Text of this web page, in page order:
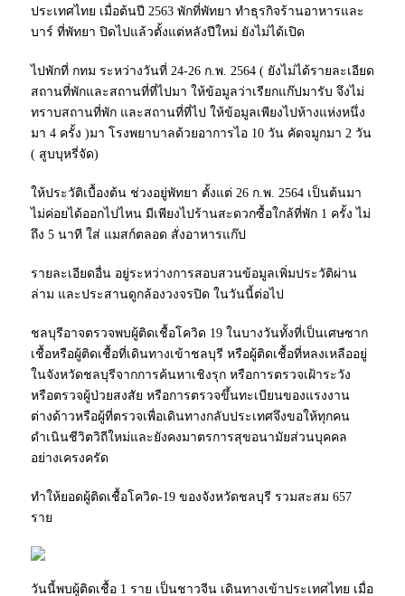
ประเทศไทย เมื่อต้นปี 2563 พักที่พัทยา ทำธุรกิจร้านอาหารและ
บาร์ ที่พัทยา ปิดไปแล้วตั้งแต่หลังปีใหม่ ยังไม่ได้เปิด
ไปพักที่ กทม ระหว่างวันที่ 24-26 ก.พ. 2564 ( ยังไม่ได้รายละเอียด
สถานที่พักและสถานที่ที่ไปมา ให้ข้อมูลว่าเรียกแก๊ปมารับ จึงไม่
ทราบสถานที่พัก และสถานที่ที่ไป ให้ข้อมูลเพียงไปห้างแห่งหนึ่ง
มา 4 ครั้ง )มา โรงพยาบาลด้วยอาการไอ 10 วัน คัดจมูกมา 2 วัน
( สูบบุหรี่จัด)
ให้ประวัติเบื้องต้น ช่วงอยู่พัทยา ตั้งแต่ 26 ก.พ. 2564 เป็นต้นมา
ไม่ค่อยได้ออกไปไหน มีเพียงไปร้านสะดวกซื้อใกล้ที่พัก 1 ครั้ง ไม่
ถึง 5 นาที ใส่ แมสก์ตลอด สั่งอาหารแก๊ป
รายละเอียดอื่น อยู่ระหว่างการสอบสวนข้อมูลเพิ่มประวัติผ่าน
ล่าม และประสานดูกล้องวงจรปิด ในวันนี้ต่อไป
ชลบุรีอาจตรวจพบผู้ติดเชื้อโควิด 19 ในบางวันทั้งที่เป็นเศษซาก
เชื้อหรือผู้ติดเชื้อที่เดินทางเข้าชลบุรี หรือผู้ติดเชื้อที่หลงเหลืออยู่
ในจังหวัดชลบุรีจากการค้นหาเชิงรุก หรือการตรวจเฝ้าระวัง
หรือตรวจผู้ป่วยสงสัย หรือการตรวจขึ้นทะเบียนของแรงงาน
ต่างด้าวหรือผู้ที่ตรวจเพื่อเดินทางกลับประเทศจึงขอให้ทุกคน
ดำเนินชีวิตวิถีใหม่และยังคงมาตรการสุขอนามัยส่วนบุคคล
อย่างเครงครัด
ทำให้ยอดผู้ติดเชื้อโควิด-19 ของจังหวัดชลบุรี รวมสะสม 657
ราย
วันนี้พบผู้ติดเชื้อ 1 ราย เป็นชาวจีน เดินทางเข้าประเทศไทย เมื่อ